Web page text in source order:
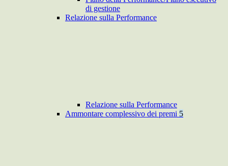
di gestione
Relazione sulla Performance
Relazione sulla Performance
Ammontare complessivo dei premi 5